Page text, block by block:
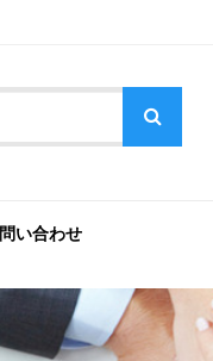
問い合わせ